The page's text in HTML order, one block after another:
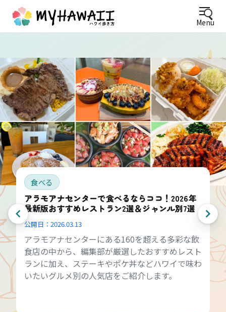
Menu
食べる
アラモアナセンターで食べるならココ！2026年
最新版おすすめレストラン2選＆ジャンル別7選
公開日： 2026.03.13
アラモアナセンターにある160を超える多彩な飲
食店の中から、編集部が厳選したおすすめレスト
ランに加え、ステーキやポケ丼などハワイで味わ
いたいグルメ別の人気店をご紹介します。